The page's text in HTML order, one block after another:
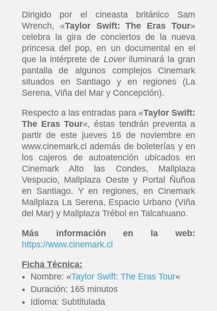
Dirigido por el cineasta británico Sam
Wrench, «Taylor Swift: The Eras Tour»
celebra la gira de conciertos de la nueva
princesa del pop, en un documental en el
que la intérprete de Loveriluminará la gran
pantalla de algunos complejos Cinemark
situados en Santiago y en regiones (La
Serena, Viña del Mar y Concepción).
Respecto a las entradas para «Taylor Swift:
The Eras Tour«, éstas tendrán preventa a
partir de este jueves 16 de noviembre en
www.cinemark.cl además de boleterías y en
los cajeros de autoatención ubicados en
Cinemark Alto las Condes, Mallplaza
Vespucio, Mallplaza Oeste y Portal Ñuñoa
en Santiago. Y en regiones, en Cinemark
Mallplaza La Serena, Espacio Urbano (Viña
del Mar) y Mallplaza Trébol en Talcahuano.
Más información en la web:
https://www.cinemark.cl
Ficha Técnica:
Nombre: «Taylor Swift: The Eras Tour«
Duración: 165 minutos
Idioma: Subtitulada